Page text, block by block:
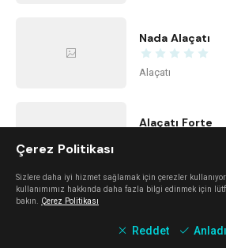
Nada Alaçatı
Alaçatı
Alaçatı Forte
Çerez Politikası
Sizlere daha iyi hizmet sağlamak için çerezler
kullanımımız hakkında daha fazla bilgi edinmek için
bakın. Çerez Politikası
Reddet